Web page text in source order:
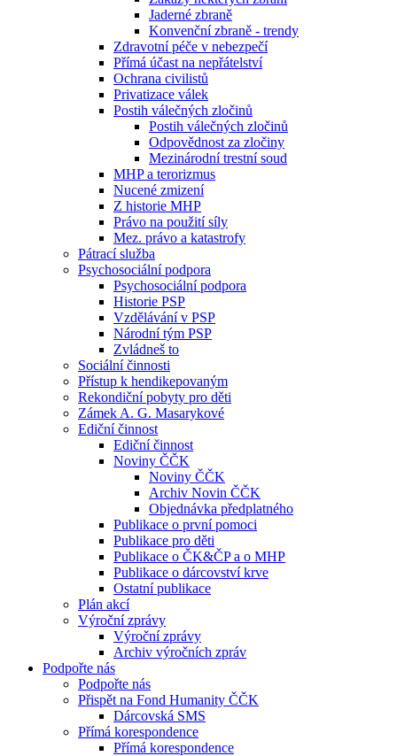
Jaderné zbraně
Konvenční zbraně - trendy
Zdravotní péče v nebezpečí
Přímá účast na nepřátelství
Ochrana civilistů
Privatizace válek
Postih válečných zločinů
Postih válečných zločinů
Odpovědnost za zločiny
Mezinárodní trestní soud
MHP a terorizmus
Nucené zmizení
Z historie MHP
Právo na použití síly
Mez. právo a katastrofy
Pátrací služba
Psychosociální podpora
Psychosociální podpora
Historie PSP
Vzdělávání v PSP
Národní tým PSP
Zvládneš to
Sociální činnosti
Přístup k hendikepovaným
Rekondiční pobyty pro děti
Zámek A. G. Masarykové
Ediční činnost
Ediční činnost
Noviny ČČK
Noviny ČČK
Archiv Novin ČČK
Objednávka předplatného
Publikace o první pomoci
Publikace pro děti
Publikace o ČK&ČP a o MHP
Publikace o dárcovství krve
Ostatní publikace
Plán akcí
Výroční zprávy
Výroční zprávy
Archiv výročních zpráv
Podpořte nás
Podpořte nás
Přispět na Fond Humanity ČČK
Dárcovská SMS
Přímá korespondence
Přímá korespondence